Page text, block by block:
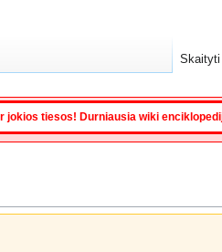
jokios tiesos! Durniausia wiki
Skaityti